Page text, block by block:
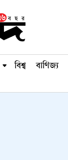
বিশ্ব বাণিজ্য